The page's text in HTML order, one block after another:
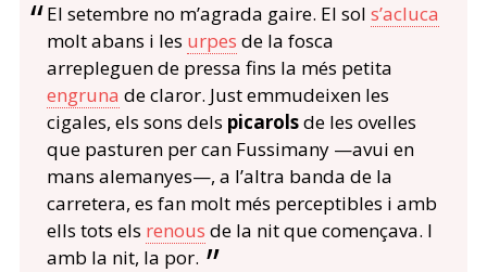
El setembre no m’agrada gaire. El sol s’acluca
molt abans i les urpes de la fosca
arrepleguen de pressa fins la més petita
engruna de claror. Just emmudeixen les
cigales, els sons dels picarolsde les ovelles
que pasturen per can Fussimany —avui en
mans alemanyes—, a l’altra banda de la
carretera, es fan molt més perceptibles i amb
ells tots els renous de la nit que començava. I
amb la nit, la por.